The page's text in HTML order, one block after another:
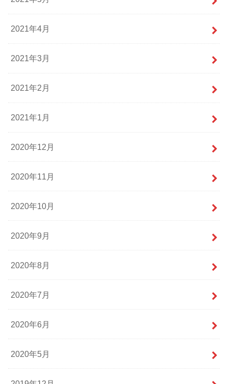
2021年4月
2021年3月
2021年2月
2021年1月
2020年12月
2020年11月
2020年10月
2020年9月
2020年8月
2020年7月
2020年6月
2020年5月